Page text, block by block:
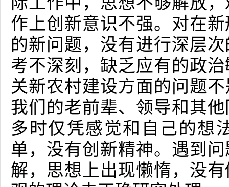
作上创新意识不强。对在
的新问题，没有进行深层
考不深刻，缺乏应有的政
关新农村建设方面的问题
我们的老前辈、领导和其
多时仅凭感觉和自己的想
单，没有创新精神。遇到
解，思想上出现懒惰，没